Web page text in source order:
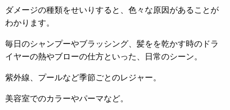
ダメージの種類をせいりすると、色々な原因があることが
わかります。
毎日のシャンプーやブラッシング、髪をを乾かす時のドラ
イヤーの熱やブローの仕方といった、日常のシーン。
紫外線、プールなど季節ごとのレジャー。
美容室でのカラーやパーマなど。